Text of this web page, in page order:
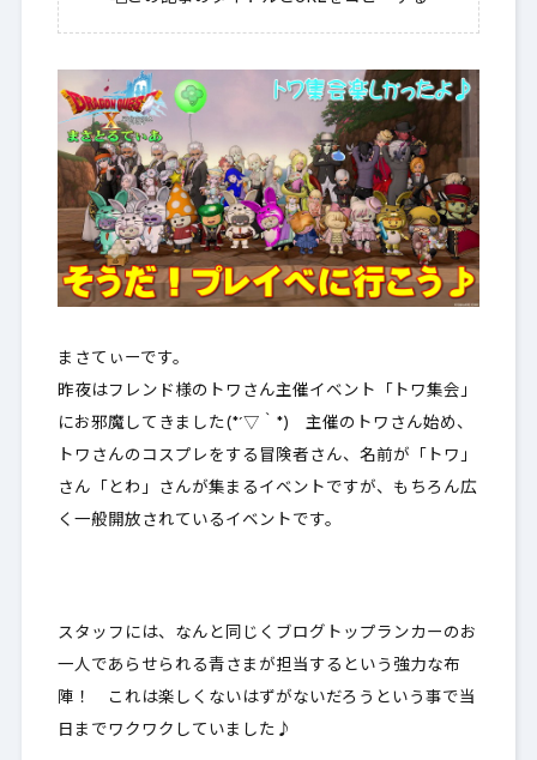
まさてぃーです。
昨夜はフレンド様のトワさん主催イベント「トワ集会」
にお邪魔してきました(*´▽｀*) 主催のトワさん始め、
トワさんのコスプレをする冒険者さん、名前が「トワ」
さん「とわ」さんが集まるイベントですが、もちろん広
く一般開放されているイベントです。
スタッフには、なんと同じくブログトップランカーのお
一人であらせられる青さまが担当するという強力な布
陣！ これは楽しくないはずがないだろうという事で当
日までワクワクしていました♪